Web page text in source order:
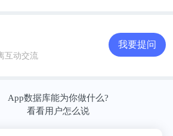
互动交流
我要提问
App数据库能为你做什么?
看看用户怎么说